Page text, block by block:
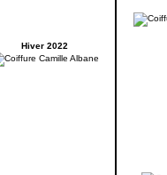
Hiver 2022